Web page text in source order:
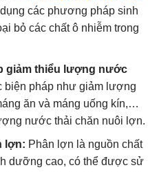
các phương pháp sinh
bỏ các chất ô nhiễm trong
giảm thiểu lượng nước
biện pháp như giảm lượng
ăn và máng uống kín,…
nước thải chăn nuôi lợn.
lợn: Phân lợn là nguồn chất
dưỡng cao, có thể được sử